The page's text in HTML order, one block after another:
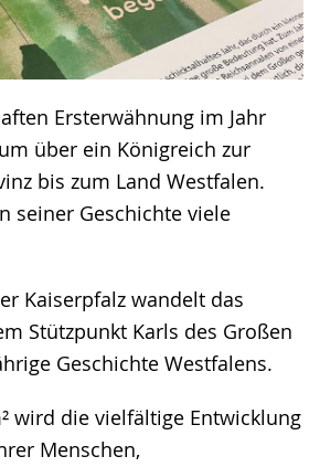
Ersterwähnung im Jahr
über ein Königreich zur
bis zum Land Westfalen.
seiner Geschichte viele
Kaiserpfalz wandelt das
Stützpunkt Karls des Großen
Geschichte Westfalens.
wird die vielfältige Entwicklung
Menschen,